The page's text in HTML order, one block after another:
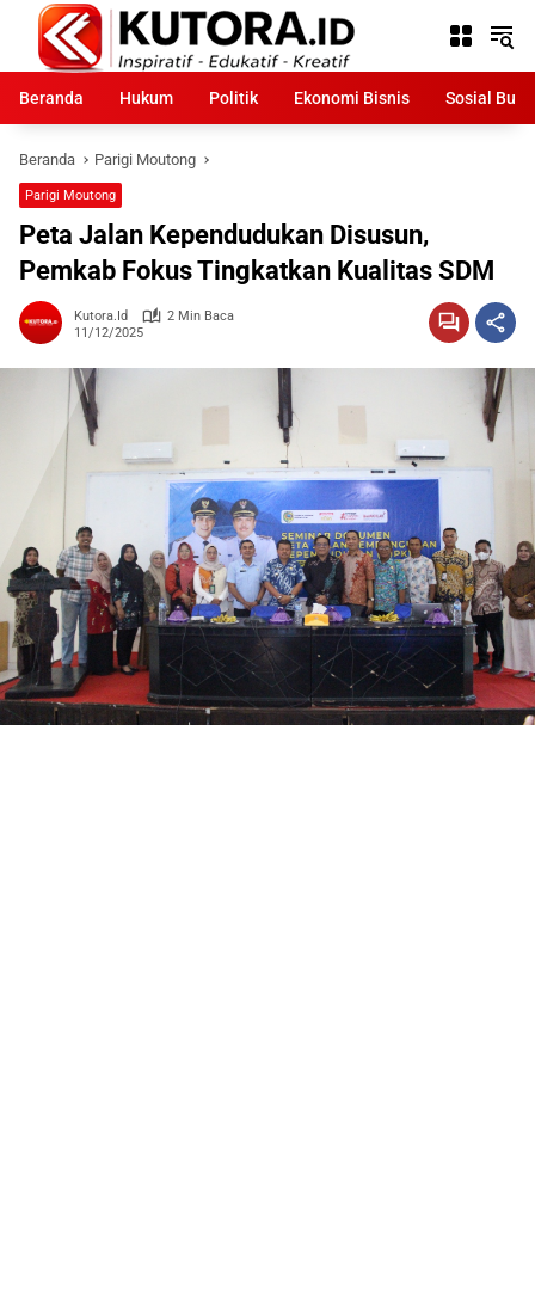
Langsung
konten
Beranda
Hukum Politik Ekonomi Bisnis Sosial
Beranda Parigi Moutong
Parigi Moutong
Peta Jalan Kependudukan Disusun,
Pemkab Fokus Tingkatkan Kualitas SDM
Kutora.id
2 Min Baca
11/12/2025